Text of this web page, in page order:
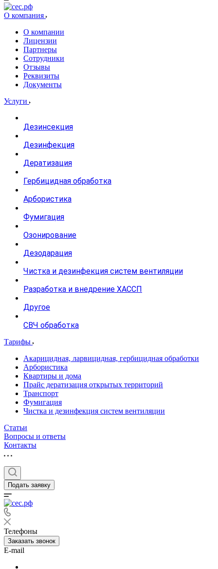
О компания
О компании
Лицензии
Партнеры
Сотрудники
Отзывы
Реквизиты
Документы
Услуги
Дезинсекция
Дезинфекция
Дератизация
Гербицидная обработка
Арбористика
Фумигация
Озонирование
Дезодарация
Чистка и дезинфекция систем вентиляции
Разработка и внедрение ХАССП
Другое
СВЧ обработка
Тарифы
Акарицидная, ларвицидная, гербицидная обработки
Арбористика
Квартиры и дома
Прайс дератизация открытых территорий
Транспорт
Фумигация
Чистка и дезинфекция систем вентиляции
Статьи
Вопросы и ответы
Контакты
Подать заявку
Телефоны
Заказать звонок
E-mail